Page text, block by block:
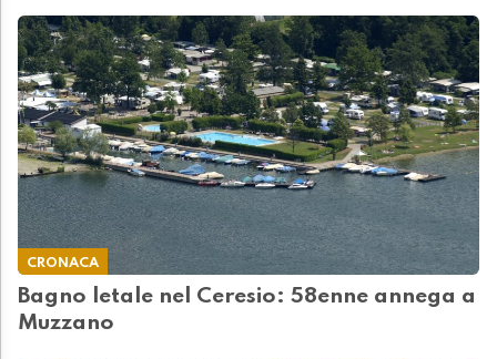
CRONACA
Bagno letale nel Ceresio: 58enne annega a
Muzzano